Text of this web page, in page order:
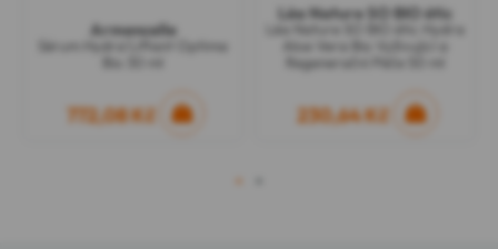
Armencelle
Sérum Hydra'Liftant Optima
772,08 Kč
Léa Nature SO BIO étic
Regenerační Péče 50 ml
230,64 Kč
1